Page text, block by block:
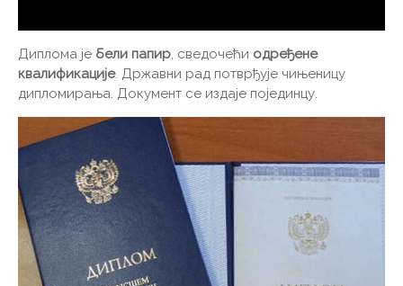
Диплома је бели папир , сведочећи одређене
квалификације. Државни рад потврђује чињеницу
дипломирања. Документ се издаје појединцу.